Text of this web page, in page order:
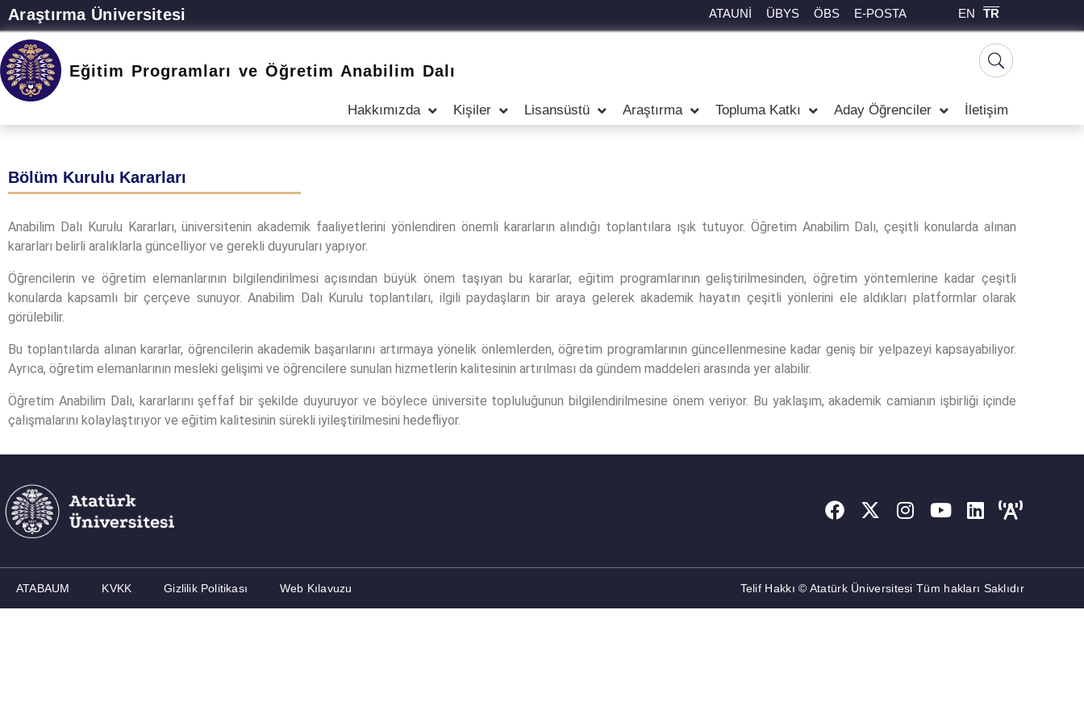
Araştırma Üniversitesi ATAUNİ ÜBYS ÖBS E-POSTA EN TR
Eğitim Programları ve Öğretim Anabilim Dalı
Hakkımızda Kişiler Lisansüstü Araştırma Topluma Katkı Aday Öğrenciler İletişim
Bölüm Kurulu Kararları
Anabilim Dalı Kurulu Kararları, üniversitenin akademik faaliyetlerini yönlendiren önemli kararların alındığı toplantılara ışık tutuyor. Öğretim Anabilim Dalı, çeşitli konularda alınan
kararları belirli aralıklarla güncelliyor ve gerekli duyuruları yapıyor.
Öğrencilerin ve öğretim elemanlarının bilgilendirilmesi açısından büyük önem taşıyan bu kararlar, eğitim programlarının geliştirilmesinden, öğretim yöntemlerine kadar çeşitli
konularda kapsamlı bir çerçeve sunuyor. Anabilim Dalı Kurulu toplantıları, ilgili paydaşların bir araya gelerek akademik hayatın çeşitli yönlerini ele aldıkları platformlar olarak
görülebilir.
Bu toplantılarda alınan kararlar, öğrencilerin akademik başarılarını artırmaya yönelik önlemlerden, öğretim programlarının güncellenmesine kadar geniş bir yelpazeyi kapsayabiliyor.
Ayrıca, öğretim elemanlarının mesleki gelişimi ve öğrencilere sunulan hizmetlerin kalitesinin artırılması da gündem maddeleri arasında yer alabilir.
Öğretim Anabilim Dalı, kararlarını şeffaf bir şekilde duyuruyor ve böylece üniversite topluluğunun bilgilendirilmesine önem veriyor. Bu yaklaşım, akademik camianın işbirliği içinde
çalışmalarını kolaylaştırıyor ve eğitim kalitesinin sürekli iyileştirilmesini hedefliyor.
ATABAUM KVKK Gizlilik Politikası Web Kılavuzu Telif Hakkı © Atatürk Üniversitesi Tüm hakları Saklıdır